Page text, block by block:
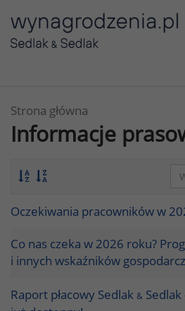
Strona główna
Informacje
Oczekiwania pracowników w
Co nas czeka w 2026 roku?
i innych wskaźników
Raport płacowy Sedlak &